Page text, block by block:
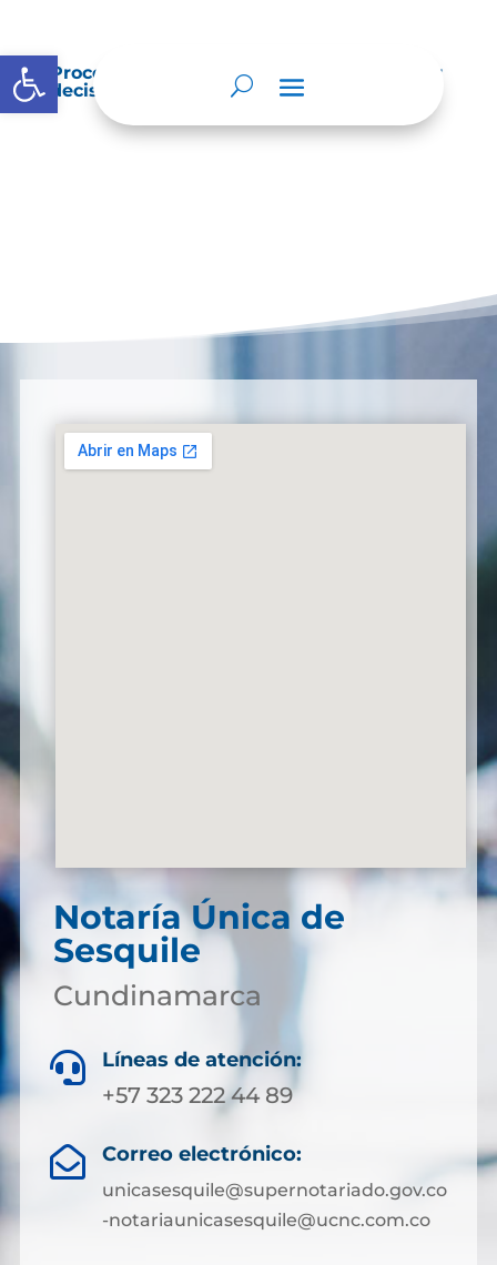
Abrir barra de herramientas
Procedimientos que se siguen para tomar
decisiones en las diferentes áreas
Notaría Única de
Sesquile
Cundinamarca
 Líneas de atención:
+57 323 222 44 89
 Correo electrónico:
unicasesquile@supernotariado.gov.co
-notariaunicasesquile@ucnc.com.co